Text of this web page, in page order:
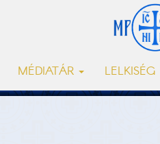
MÉDIATÁR LELKISÉG